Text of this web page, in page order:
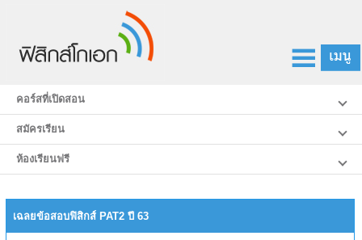
คอร์สที่เปิดสอน
สมัครเรียน
ห้องเรียนฟรี
เฉลยข้อสอบฟิสิกส์ PAT2 ปี 63